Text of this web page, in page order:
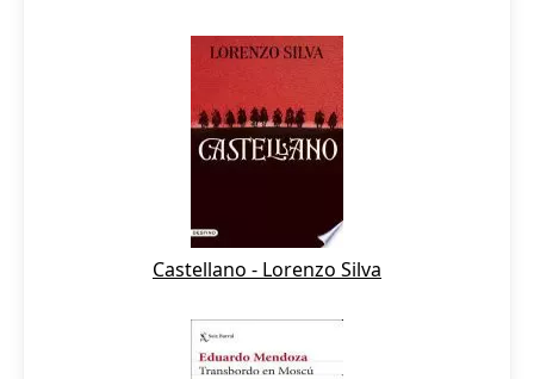
Castellano - Lorenzo Silva